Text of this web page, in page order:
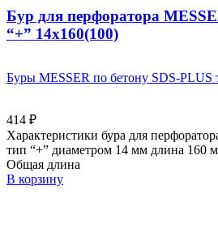
Бур для перфоратора
“+” 14х160(100)
Буры MESSER по бетону SDS-PLUS
414 ₽
Характеристики бура для
тип “+” диаметром 14 мм длина 160
Общая длина
В корзину